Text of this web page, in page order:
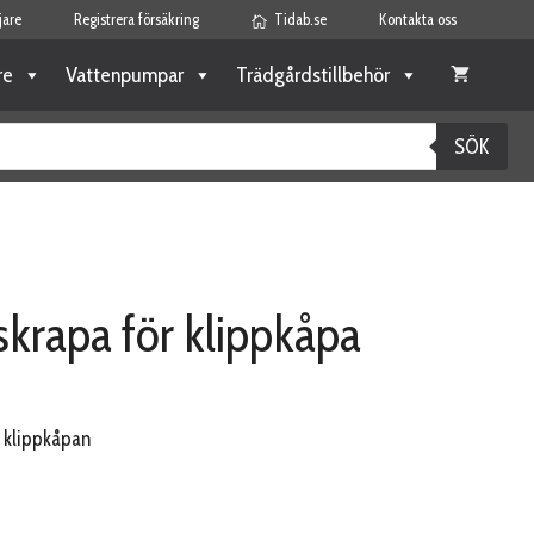
Registrera försäkring Tidab.se Kontakta oss
Vattenpumpar Trädgårdstillbehör
SÖK
för klippkåpa
klippkåpan